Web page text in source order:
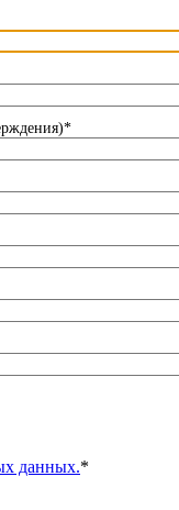
*
данных.*